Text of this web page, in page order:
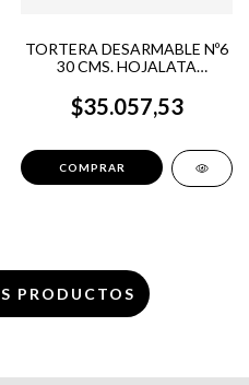
TORTERA DESARMABLE Nº6
30 CMS. HOJALATA
$35.057,53
PRODUCTOS